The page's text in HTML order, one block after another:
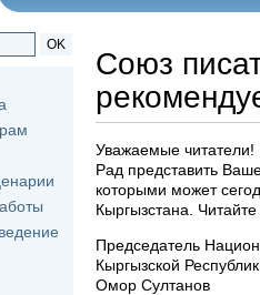
OK
Союз
Уважаемые читатели!
Рад представить
которыми может
Кыргызстана.
Председатель
Кыргызской
Омор Султанов